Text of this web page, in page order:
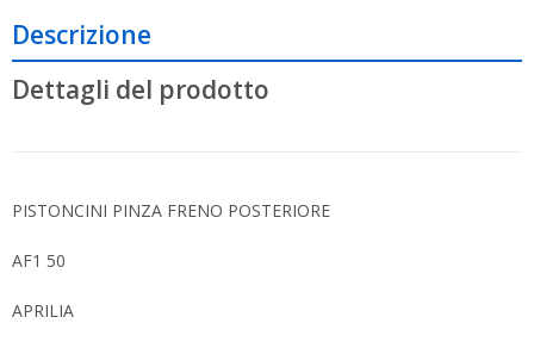
Descrizione
Dettagli del prodotto
PISTONCINI PINZA FRENO POSTERIORE
AF1 50
APRILIA